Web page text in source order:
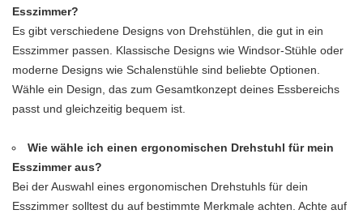
Esszimmer?
Es gibt verschiedene Designs von Drehstühlen, die gut in ein
Esszimmer passen. Klassische Designs wie Windsor-Stühle oder
moderne Designs wie Schalenstühle sind beliebte Optionen.
Wähle ein Design, das zum Gesamtkonzept deines Essbereichs
passt und gleichzeitig bequem ist.
Wie wähle ich einen ergonomischen Drehstuhl für mein
Esszimmer aus?
Bei der Auswahl eines ergonomischen Drehstuhls für dein
Esszimmer solltest du auf bestimmte Merkmale achten. Achte auf